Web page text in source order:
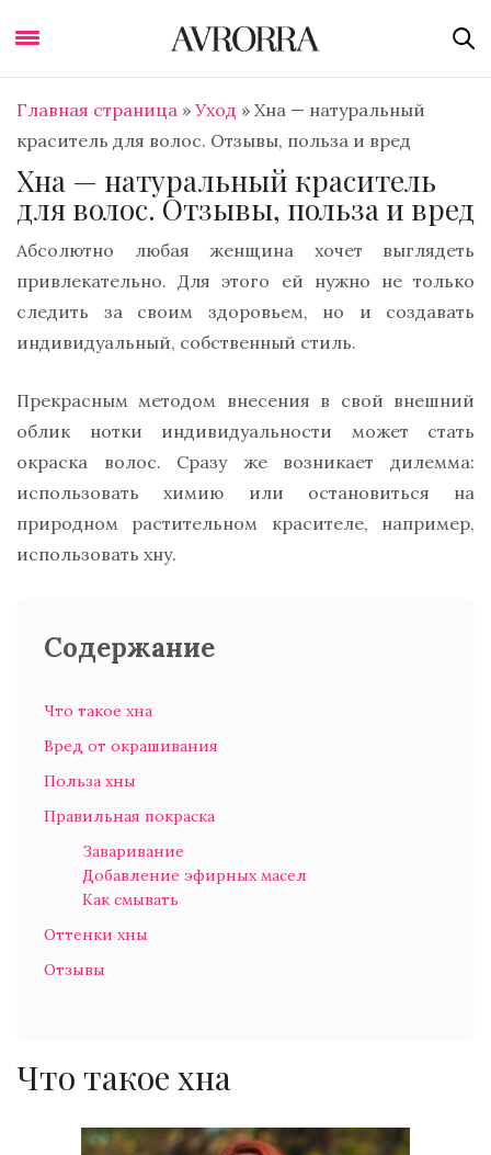
Главная страница » Уход » Хна — натуральный
краситель для волос. Отзывы, польза и вред
Хна — натуральный краситель
для волос. Отзывы, польза и вред
Абсолютно любая женщина хочет выглядеть
привлекательно. Для этого ей нужно не только
следить за своим здоровьем, но и создавать
индивидуальный, собственный стиль.
Прекрасным методом внесения в свой внешний
облик нотки индивидуальности может стать
окраска волос. Сразу же возникает дилемма:
использовать химию или остановиться на
природном растительном красителе, например,
использовать хну.
Содержание
Что такое хна
Вред от окрашивания
Польза хны
Правильная покраска
Заваривание
Добавление эфирных масел
Как смывать
Оттенки хны
Отзывы
Что такое хна